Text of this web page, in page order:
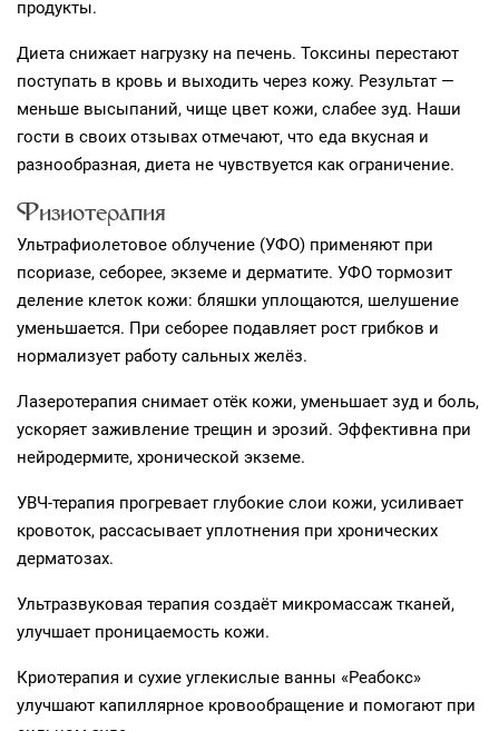
продукты.
Диета снижает нагрузку на печень. Токсины перестают
поступать в кровь и выходить через кожу. Результат —
меньше высыпаний, чище цвет кожи, слабее зуд. Наши
гости в своих отзывах отмечают, что еда вкусная и
разнообразная, диета не чувствуется как ограничение.
Физиотерапия
Ультрафиолетовое облучение (УФО) применяют при
псориазе, себорее, экземе и дерматите. УФО тормозит
деление клеток кожи: бляшки уплощаются, шелушение
уменьшается. При себорее подавляет рост грибков и
нормализует работу сальных желёз.
Лазеротерапия снимает отёк кожи, уменьшает зуд и боль,
ускоряет заживление трещин и эрозий. Эффективна при
нейродермите, хронической экземе.
УВЧ-терапия прогревает глубокие слои кожи, усиливает
кровоток, рассасывает уплотнения при хронических
дерматозах.
Ультразвуковая терапия создаёт микромассаж тканей,
улучшает проницаемость кожи.
Криотерапия и сухие углекислые ванны «Реабокс»
улучшают капиллярное кровообращение и помогают при